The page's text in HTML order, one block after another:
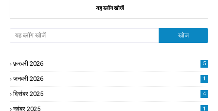
यह ब्लॉग खोजें
फ़रवरी 2026 5
जनवरी 2026 1
दिसंबर 2025 4
नवंबर 2025 1